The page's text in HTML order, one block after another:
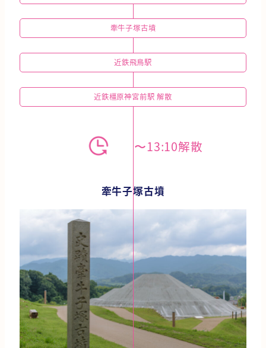
牽牛子塚古墳
近鉄飛鳥駅
近鉄橿原神宮前駅 解散
〜13:10解散
牽牛子塚古墳